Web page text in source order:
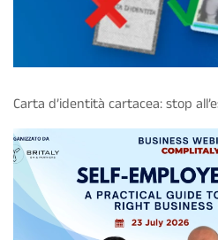
Carta d’identità cartacea: stop